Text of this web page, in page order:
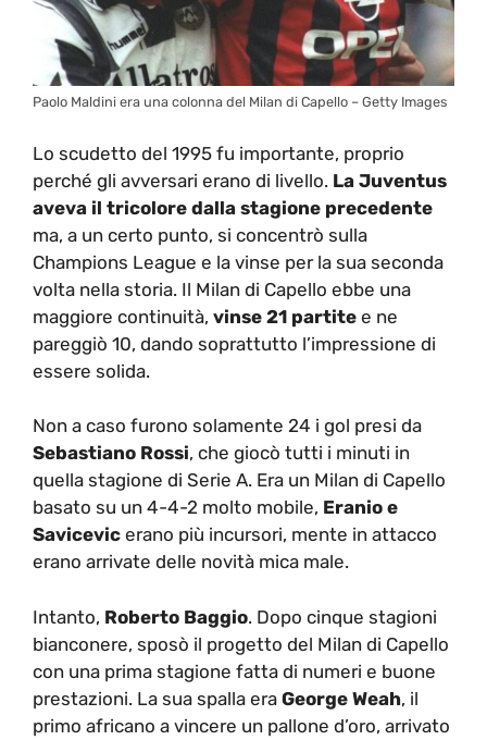
Paolo Maldini era una colonna del Milan di Capello – Getty Images
Lo scudetto del 1995 fu importante, proprio
perché gli avversari erano di livello. La Juventus
aveva il tricolore dalla stagione precedente
ma, a un certo punto, si concentrò sulla
Champions League e la vinse per la sua seconda
volta nella storia. Il Milan di Capello ebbe una
maggiore continuità, vinse 21 partite e ne
pareggiò 10, dando soprattutto l’impressione di
essere solida.
Non a caso furono solamente 24 i gol presi da
Sebastiano Rossi, che giocò tutti i minuti in
quella stagione di Serie A. Era un Milan di Capello
basato su un 4-4-2 molto mobile, Eranio e
Savicevic erano più incursori, mente in attacco
erano arrivate delle novità mica male.
Intanto, Roberto Baggio. Dopo cinque stagioni
bianconere, sposò il progetto del Milan di Capello
con una prima stagione fatta di numeri e buone
prestazioni. La sua spalla era George Weah, il
primo africano a vincere un pallone d’oro, arrivato